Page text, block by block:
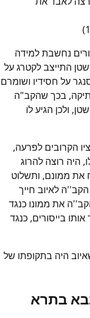
נחשבת למידה
התייצב לקטרג על
על חסידיו ושומרם
בכך שהקב"ה
ולכן הגיע לו
הקרובים לפרעה,
היה רוצה להרוג
ממונם, ותשלוט
לאיוב חייך
את ממונו כנגד
בייסורים, כנגד
היה בתקופתו של
בתרא